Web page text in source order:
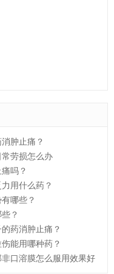
肿止痛？
劳损怎么办
吗？
用什么药？
哪些？
？
药消肿止痛？
能用哪种药？
口溶膜怎么服用效果好